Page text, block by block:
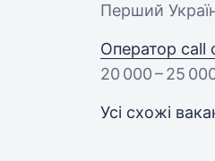
Перший
Оператор call
20 000 – 25
Усі схожі